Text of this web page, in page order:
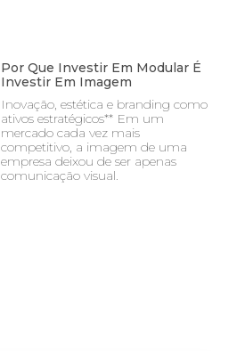
Por Que Investir Em Modular É
Investir Em Imagem
Inovação, estética e branding como
ativos estratégicos** Em um
mercado cada vez mais
competitivo, a imagem de uma
empresa deixou de ser apenas
comunicação visual.